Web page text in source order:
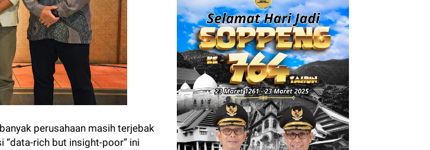
perusahaan masih terjebak
“data-rich but insight-poor” ini